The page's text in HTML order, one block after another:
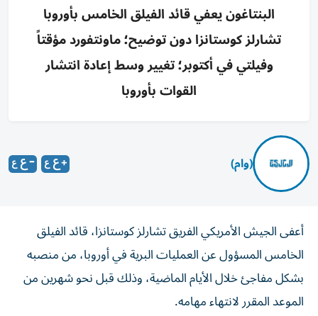
البنتاغون يعفي قائد الفيلق الخامس بأوروبا
تشارلز كوستانزا دون توضيح؛ ماونتفورد مؤقتاً
وفيلتي في أكتوبر؛ تغيير وسط إعادة انتشار
القوات بأوروبا
(وام)
أعفى الجيش الأمريكي الفريق تشارلز كوستانزا، قائد الفيلق
الخامس المسؤول عن العمليات البرية في أوروبا، من منصبه
بشكل مفاجئ خلال الأيام الماضية، وذلك قبل نحو شهرين من
الموعد المقرر لانتهاء مهامه.